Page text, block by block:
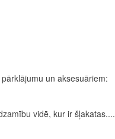
un aksesuāriem:
vidē, kur ir šļakatas....